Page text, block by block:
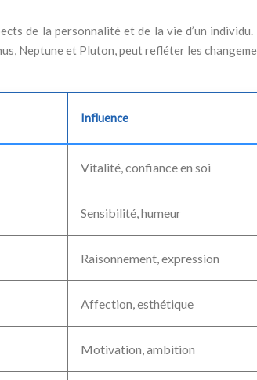
de la personnalité et de la vie d’un
Neptune et Pluton, peut refléter les
Influence
Vitalité, confiance en soi
Sensibilité, humeur
Raisonnement, expression
Affection, esthétique
Motivation, ambition